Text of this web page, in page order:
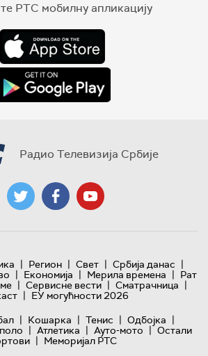
РТС мобилну апликацију
Радио Телевизија Србије
| Регион | Свет | Србија данас |
| Економија | Мерила времена | Рат
| Сервисне вести | Сматрачница |
| ЕУ могућности 2026
| Кошарка | Тенис | Одбојка |
| Атлетика | Ауто-мото | Остали
| Меморијал РТС